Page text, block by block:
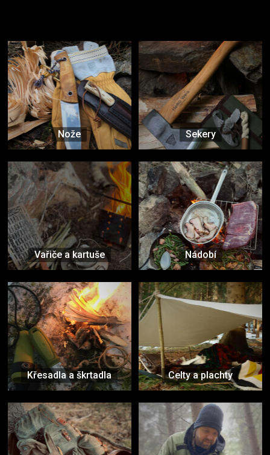
Nože Sekery
Vařiče a kartuše Nádobí
Křesadla a škrtadla Celty a plachty